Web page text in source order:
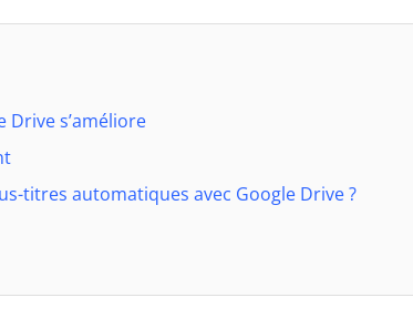
Drive s’améliore
titres automatiques avec Google Drive ?